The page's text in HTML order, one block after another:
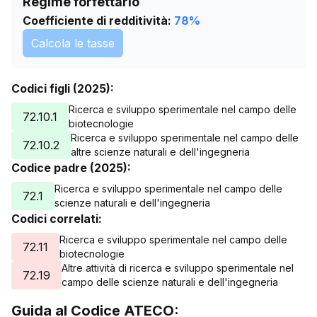
Coefficiente di redditività: 78%
Calcola le tasse
Codici figli (2025):
72.10.1
Ricerca e sviluppo sperimentale nel campo delle
biotecnologie
72.10.2
Ricerca e sviluppo sperimentale nel campo delle
altre scienze naturali e dell'ingegneria
Codice padre (2025):
72.1
Ricerca e sviluppo sperimentale nel campo delle
scienze naturali e dell'ingegneria
Codici correlati:
72.11
Ricerca e sviluppo sperimentale nel campo delle
biotecnologie
72.19
Altre attività di ricerca e sviluppo sperimentale nel
campo delle scienze naturali e dell'ingegneria
Guida al Codice ATECO: